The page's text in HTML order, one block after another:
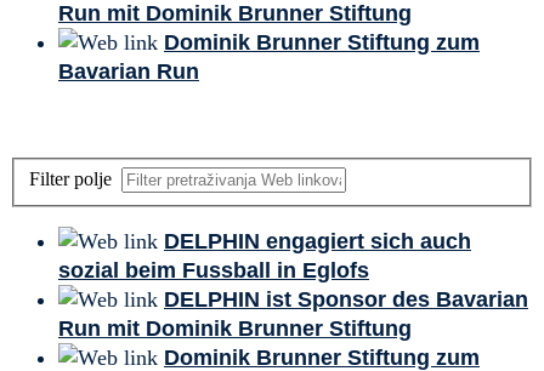
Run mit Dominik Brunner Stiftung
Dominik Brunner Stiftung zum
Bavarian Run
Filter polje
DELPHIN engagiert sich auch
sozial beim Fussball in Eglofs
DELPHIN ist Sponsor des Bavarian
Run mit Dominik Brunner Stiftung
Dominik Brunner Stiftung zum